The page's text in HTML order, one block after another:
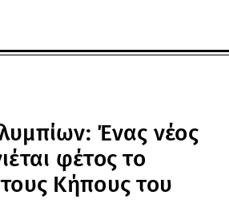
Ένας νέος
φέτος το
Κήπους του